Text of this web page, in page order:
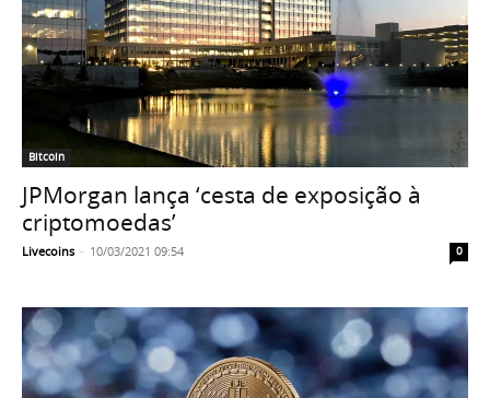
Bitcoin
JPMorgan lança ‘cesta de exposição à
criptomoedas’
Livecoins - 10/03/2021 09:54 0